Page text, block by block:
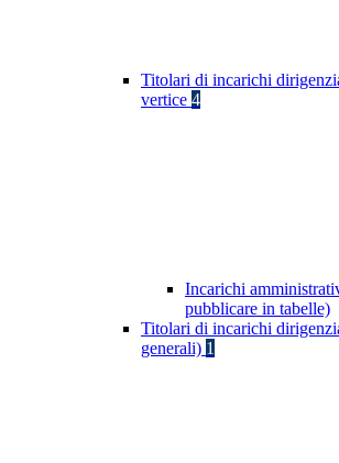
Titolari di incarichi
vertice 4
Incarichi
pubblicare in tabelle)
Titolari di incarichi
generali) 1